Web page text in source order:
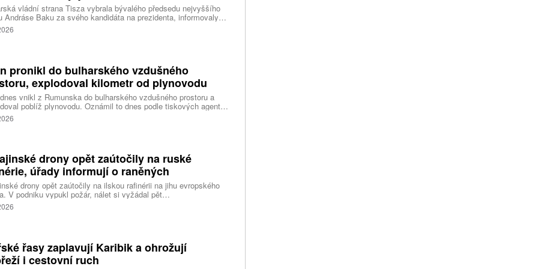
vládní strana Tisza vybrala bývalého předsedu nejvyššího
Andráse Baku za svého kandidáta na prezidenta, informovaly
agentury. Očekává se, že András Baka bude v úterý zvolen v
novou hlavou státu.
pronikl do bulharského vzdušného
explodoval kilometr od plynovodu
vnikl z Rumunska do bulharského vzdušného prostoru a
poblíž plynovodu. Oznámil to dnes podle tiskových agentur
premiér Rumen Radev. Dron podle něj nesl velké množství
píše agentura DPA.
drony opět zaútočily na ruské
úřady informují o raněných
drony opět zaútočily na ilskou rafinérii na jihu evropského
V podniku vypukl požár, nálet si vyžádal pět
informoval krizový štáb Krasnodarského kraje. Další dva lidi
v Zadonsku na Donu, oznámil gubernátor Lipecké oblasti
řasy zaplavují Karibik a ohrožují
i cestovní ruch